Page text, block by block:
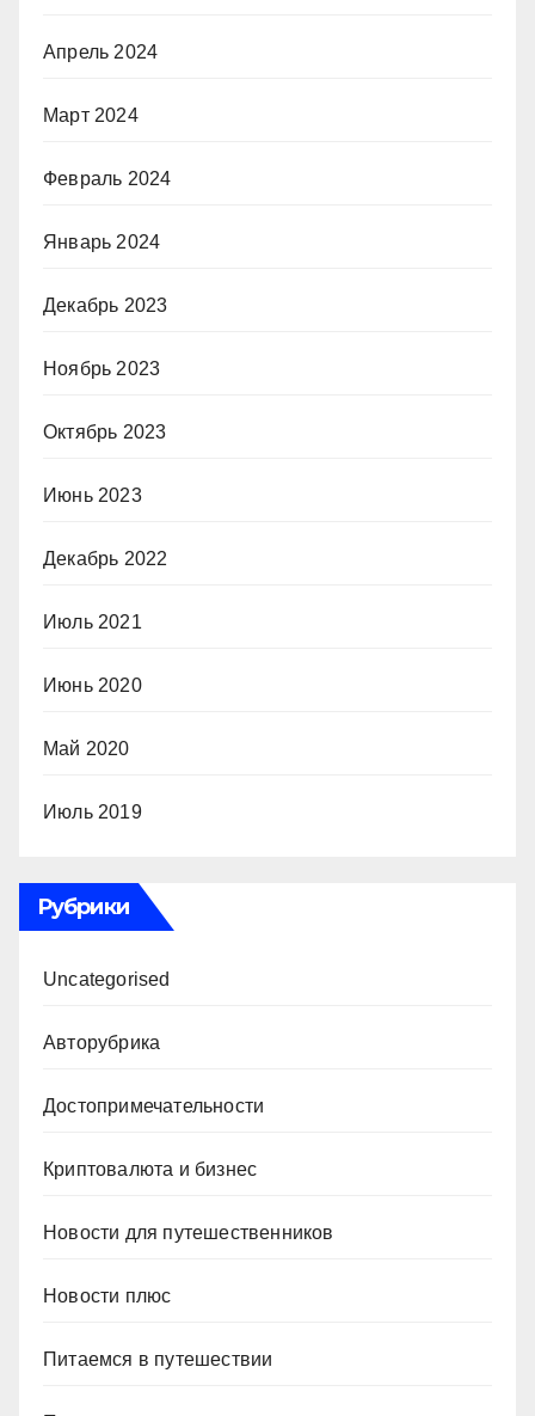
Апрель 2024
Март 2024
Февраль 2024
Январь 2024
Декабрь 2023
Ноябрь 2023
Октябрь 2023
Июнь 2023
Декабрь 2022
Июль 2021
Июнь 2020
Май 2020
Июль 2019
Рубрики
Uncategorised
Авторубрика
Достопримечательности
Криптовалюта и бизнес
Новости для путешественников
Новости плюс
Питаемся в путешествии